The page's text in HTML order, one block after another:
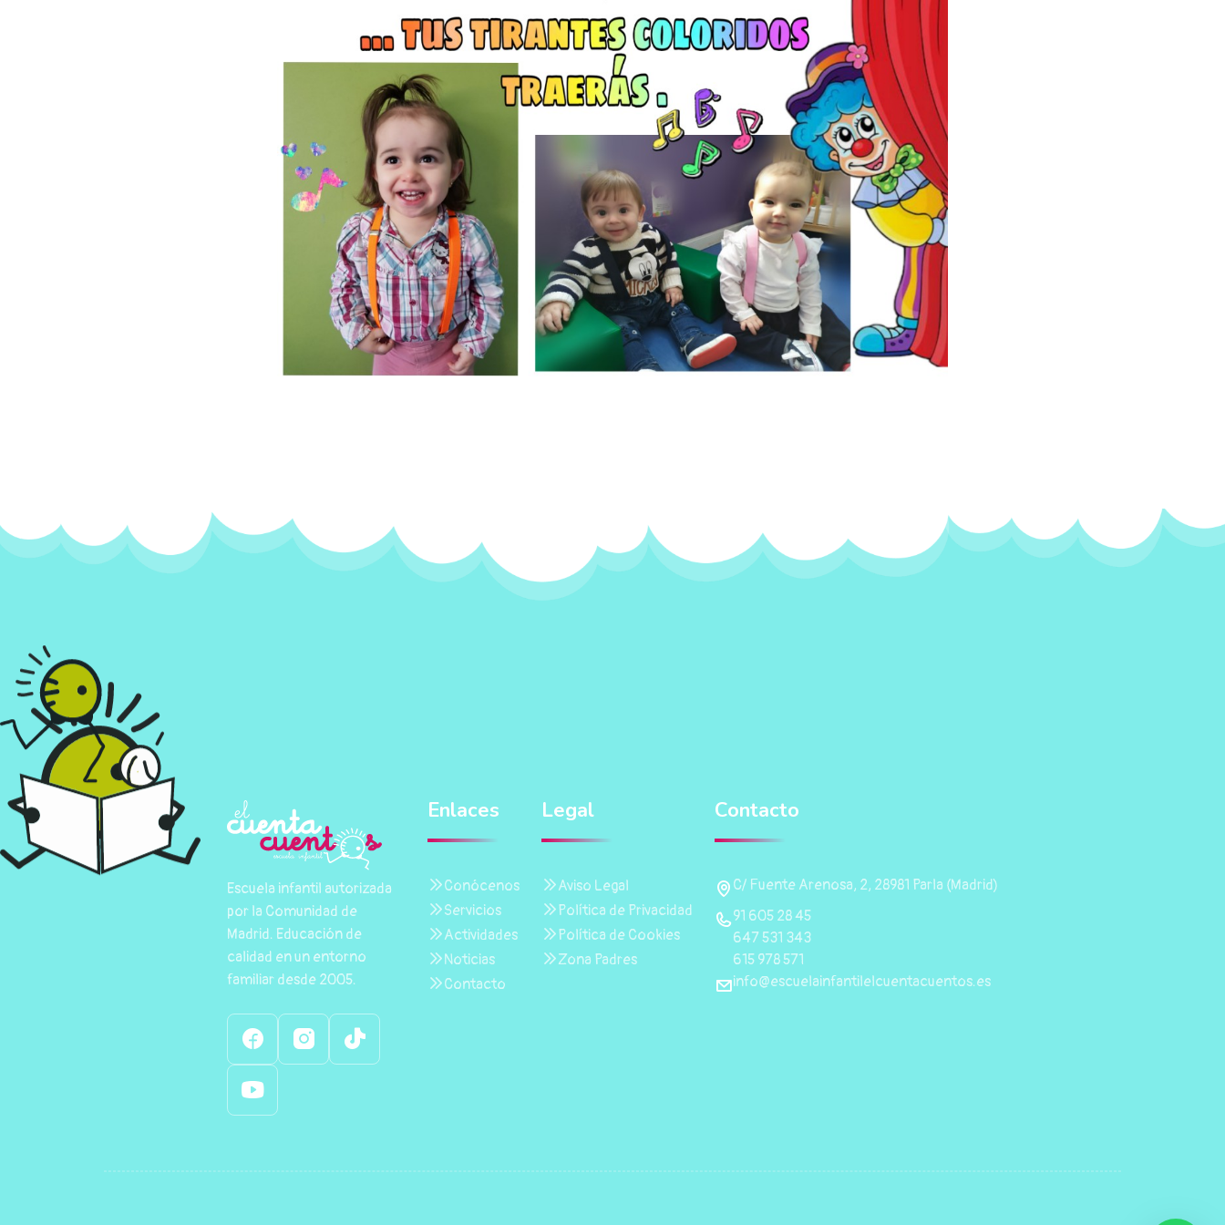
Escuela infantil autorizada
por la Comunidad de
Madrid. Educación de
calidad en un entorno
familiar desde 2005.
Enlaces
Conócenos
Servicios
Actividades
Noticias
Contacto
Legal
Aviso Legal
Política de Privacidad
Política de Cookies
Zona Padres
Contacto
C/ Fuente Arenosa, 2, 28981 Parla (Madrid)
91 605 28 45
647 531 343
615 978 571
info@escuelainfantilelcuentacuentos.es